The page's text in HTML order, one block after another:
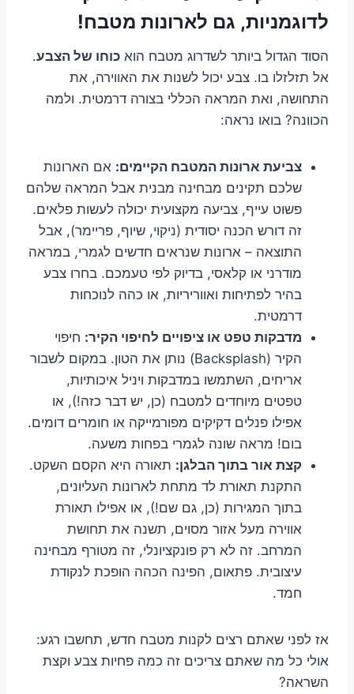
לדוגמניות, גם לארונות מטבח!
הסוד הגדול ביותר לשדרוג מטבח הוא כוחו של הצבע.
אל תזלזלו בו. צבע יכול לשנות את האווירה, את
התחושה, ואת המראה הכללי בצורה דרמטית. ולמה
הכוונה? בואו נראה:
צביעת ארונות המטבח הקיימים: אם הארונות
שלכם תקינים מבחינה מבנית אבל המראה שלהם
פשוט עייף, צביעה מקצועית יכולה לעשות פלאים.
זה דורש הכנה יסודית (ניקוי, שיוף, פריימר), אבל
התוצאה – ארונות שנראים חדשים לגמרי, במראה
מודרני או קלאסי, בדיוק לפי טעמכם. בחרו צבע
בהיר לפתיחות ואווריריות, או כהה לנוכחות
דרמטית.
מדבקות טפט או ציפויים לחיפוי הקיר: חיפוי
הקיר (Backsplash) נותן את הטון. במקום לשבור
אריחים, השתמשו במדבקות ויניל איכותיות,
טפטים מיוחדים למטבח (כן, יש דבר כזה!), או
אפילו פנלים דקיקים מפורמייקה או חומרים דומים.
בום! מראה שונה לגמרי בפחות משעה.
קצת אור בתוך הבלגן: תאורה היא הקסם השקט.
התקנת תאורת לד מתחת לארונות העליונים,
בתוך המגירות (כן, גם שם!), או אפילו תאורת
אווירה מעל אזור מסוים, תשנה את תחושת
המרחב. זה לא רק פונקציונלי, זה מטורף מבחינה
עיצובית. פתאום, הפינה הכהה הופכת לנקודת
חמד.
אז לפני שאתם רצים לקנות מטבח חדש, תחשבו רגע:
אולי כל מה שאתם צריכים זה כמה פחיות צבע וקצת
השראה?